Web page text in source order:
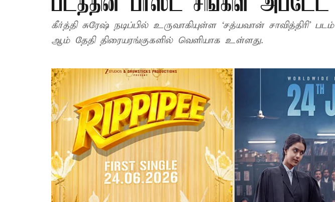
கீர்த்தி சுரேஷ் நடிப்பில் உருவாகியுள்ள ‘சத்யவான் சாவித்திரி’ படம் வருகிற ஜூலை 24-
ஆம் தேதி திரையரங்குகளில் வெளியாக உள்ளது.